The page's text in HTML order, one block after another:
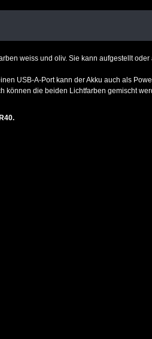
weiss und oliv. Sie kann aufgestellt
USB-A-Port kann der Akku auch als
können die beiden Lichtfarben gemischt